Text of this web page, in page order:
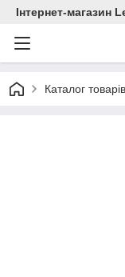
Інтернет-магазин
Каталог товарів